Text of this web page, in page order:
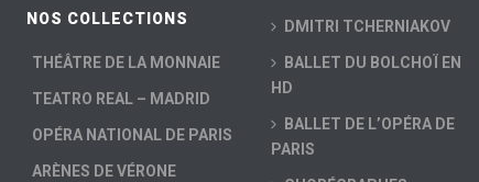
NOS COLLECTIONS
THÉÂTRE DE LA MONNAIE
TEATRO REAL – MADRID
OPÉRA NATIONAL DE PARIS
ARÈNES DE VÉRONE
DMITRI TCHERNIAKOV
BALLET DU BOLCHOÏ EN
HD
BALLET DE L’OPÉRA DE
PARIS